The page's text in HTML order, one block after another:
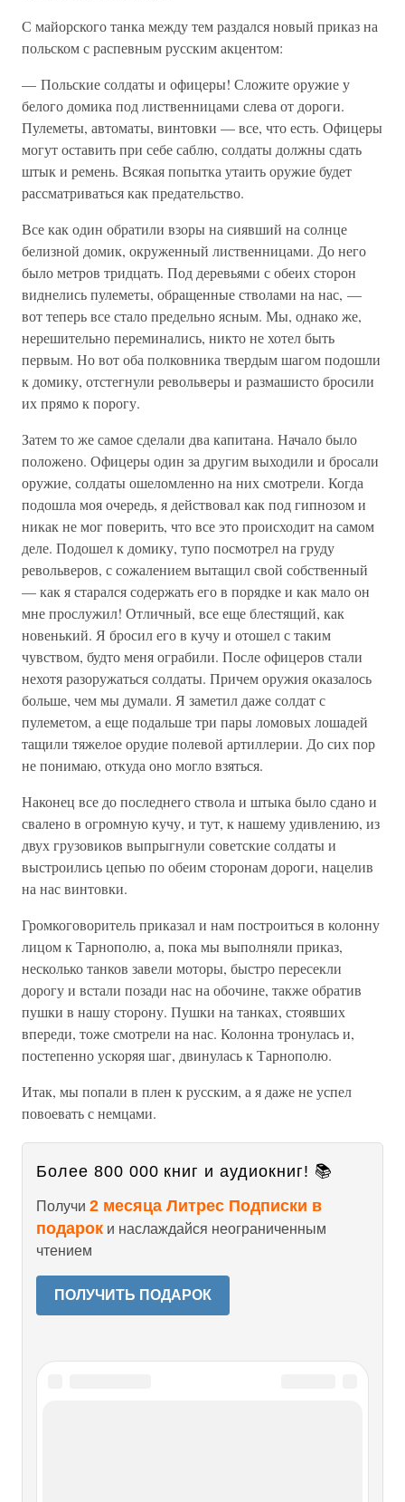
С майорского танка между тем раздался новый приказ на
польском с распевным русским акцентом:
— Польские солдаты и офицеры! Сложите оружие у
белого домика под лиственницами слева от дороги.
Пулеметы, автоматы, винтовки — все, что есть. Офицеры
могут оставить при себе саблю, солдаты должны сдать
штык и ремень. Всякая попытка утаить оружие будет
рассматриваться как предательство.
Все как один обратили взоры на сиявший на солнце
белизной домик, окруженный лиственницами. До него
было метров тридцать. Под деревьями с обеих сторон
виднелись пулеметы, обращенные стволами на нас, —
вот теперь все стало предельно ясным. Мы, однако же,
нерешительно переминались, никто не хотел быть
первым. Но вот оба полковника твердым шагом подошли
к домику, отстегнули револьверы и размашисто бросили
их прямо к порогу.
Затем то же самое сделали два капитана. Начало было
положено. Офицеры один за другим выходили и бросали
оружие, солдаты ошеломленно на них смотрели. Когда
подошла моя очередь, я действовал как под гипнозом и
никак не мог поверить, что все это происходит на самом
деле. Подошел к домику, тупо посмотрел на груду
револьверов, с сожалением вытащил свой собственный
— как я старался содержать его в порядке и как мало он
мне прослужил! Отличный, все еще блестящий, как
новенький. Я бросил его в кучу и отошел с таким
чувством, будто меня ограбили. После офицеров стали
нехотя разоружаться солдаты. Причем оружия оказалось
больше, чем мы думали. Я заметил даже солдат с
пулеметом, а еще подальше три пары ломовых лошадей
тащили тяжелое орудие полевой артиллерии. До сих пор
не понимаю, откуда оно могло взяться.
Наконец все до последнего ствола и штыка было сдано и
свалено в огромную кучу, и тут, к нашему удивлению, из
двух грузовиков выпрыгнули советские солдаты и
выстроились цепью по обеим сторонам дороги, нацелив
на нас винтовки.
Громкоговоритель приказал и нам построиться в колонну
лицом к Тарнополю, а, пока мы выполняли приказ,
несколько танков завели моторы, быстро пересекли
дорогу и встали позади нас на обочине, также обратив
пушки в нашу сторону. Пушки на танках, стоявших
впереди, тоже смотрели на нас. Колонна тронулась и,
постепенно ускоряя шаг, двинулась к Тарнополю.
Итак, мы попали в плен к русским, а я даже не успел
повоевать с немцами.
Более 800 000 книг и аудиокниг! 📚
Получи 2 месяца Литрес Подписки в
подарок и наслаждайся неограниченным
чтением
ПОЛУЧИТЬ ПОДАРОК